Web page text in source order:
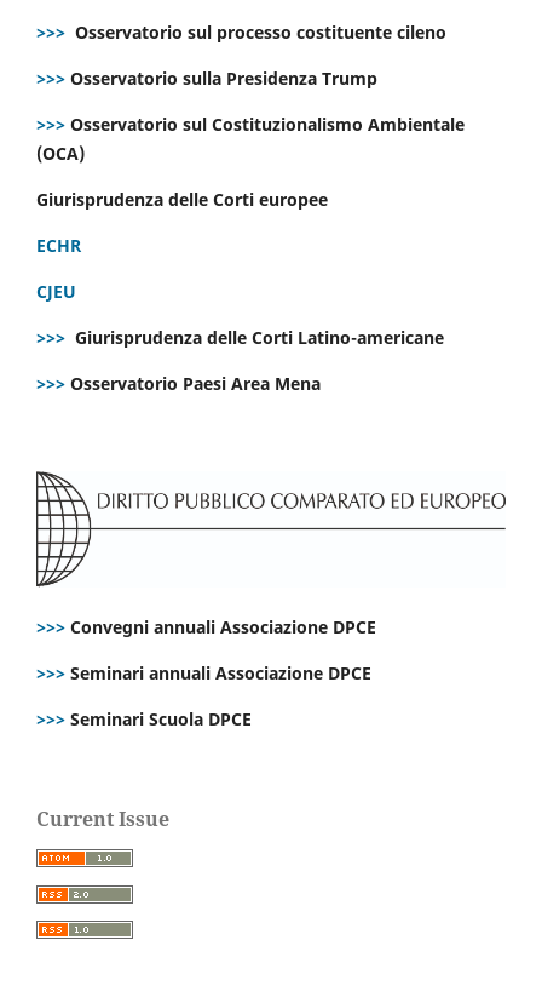
>>> Osservatorio sul processo costituente cileno
>>> Osservatorio sulla Presidenza Trump
>>> Osservatorio sul Costituzionalismo Ambientale
(OCA)
Giurisprudenza delle Corti europee
ECHR
CJEU
>>> Giurisprudenza delle Corti Latino-americane
>>> Osservatorio Paesi Area Mena
>>> Convegni annuali Associazione DPCE
>>> Seminari annuali Associazione DPCE
>>> Seminari Scuola DPCE
Current Issue